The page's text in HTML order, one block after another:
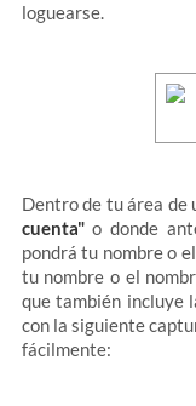
loguearse.
Dentro de tu área de
cuenta"o donde
pondrá tu nombre o
tu nombre o el
que también incluye
con la siguiente
fácilmente: